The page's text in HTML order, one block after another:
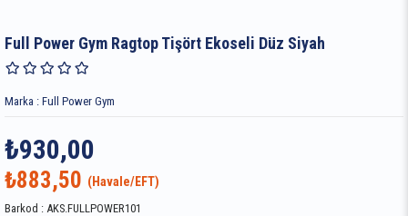
Full Power Gym Ragtop Tişört Ekoseli Düz Siyah
Marka : Full Power Gym
₺930,00
₺883,50
Barkod : AKS.FULLPOWER101